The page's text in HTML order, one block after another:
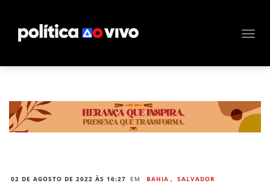
02 DE AGOSTO DE 2022 ÀS 16:27 EM BAHIA , SALVADOR